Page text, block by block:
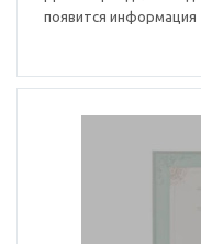
появится информация